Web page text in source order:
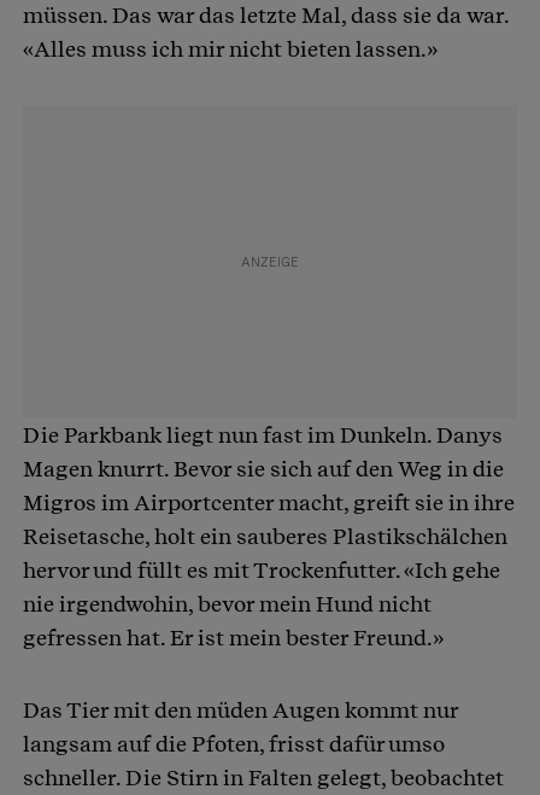
müssen. Das war das letzte Mal, dass sie da war.
«Alles muss ich mir nicht bieten lassen.»
Die Parkbank liegt nun fast im Dunkeln. Danys
Magen knurrt. Bevor sie sich auf den Weg in die
Migros im Airportcenter macht, greift sie in ihre
Reisetasche, holt ein sauberes Plastikschälchen
hervor und füllt es mit Trockenfutter. «Ich gehe
nie irgendwohin, bevor mein Hund nicht
gefressen hat. Er ist mein bester Freund.»
Das Tier mit den müden Augen kommt nur
langsam auf die Pfoten, frisst dafür umso
schneller. Die Stirn in Falten gelegt, beobachtet